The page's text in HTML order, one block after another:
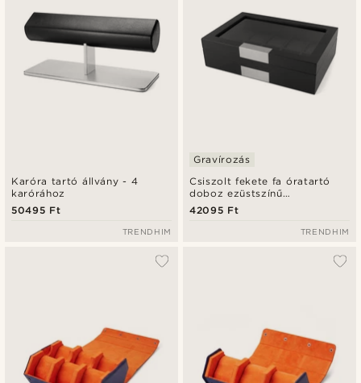
Karóra tartó állvány - 4
karórához
50495 Ft
TRENDHIM
Csiszolt fekete fa óratartó
doboz ezüstszínű
részletekkel - 10 órának
Gravírozás
42095 Ft
TRENDHIM